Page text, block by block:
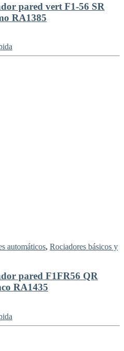
pared vert F1-56 SR
RA1385
automáticos, Rociadores básicos y
pared F1FR56 QR
RA1435